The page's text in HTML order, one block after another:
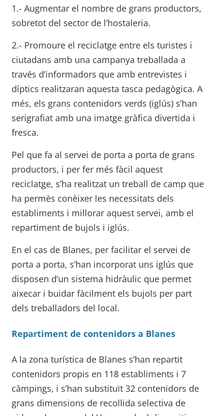
1.- Augmentar el nombre de grans productors,
sobretot del sector de l’hostaleria.
2.- Promoure el reciclatge entre els turistes i
ciutadans amb una campanya treballada a
través d’informadors que amb entrevistes i
díptics realitzaran aquesta tasca pedagògica. A
més, els grans contenidors verds (iglús) s’han
serigrafiat amb una imatge gràfica divertida i
fresca.
Pel que fa al servei de porta a porta de grans
productors, i per fer més fàcil aquest
reciclatge, s’ha realitzat un treball de camp que
ha permès conèixer les necessitats dels
establiments i millorar aquest servei, amb el
repartiment de bujols i iglús.
En el cas de Blanes, per facilitar el servei de
porta a porta, s’han incorporat uns iglús que
disposen d’un sistema hidràulic que permet
aixecar i buidar fàcilment els bujols per part
dels treballadors del local.
Repartiment de contenidors a Blanes
A la zona turística de Blanes s’han repartit
contenidors propis en 118 establiments i 7
càmpings, i s’han substituït 32 contenidors de
grans dimensions de recollida selectiva de